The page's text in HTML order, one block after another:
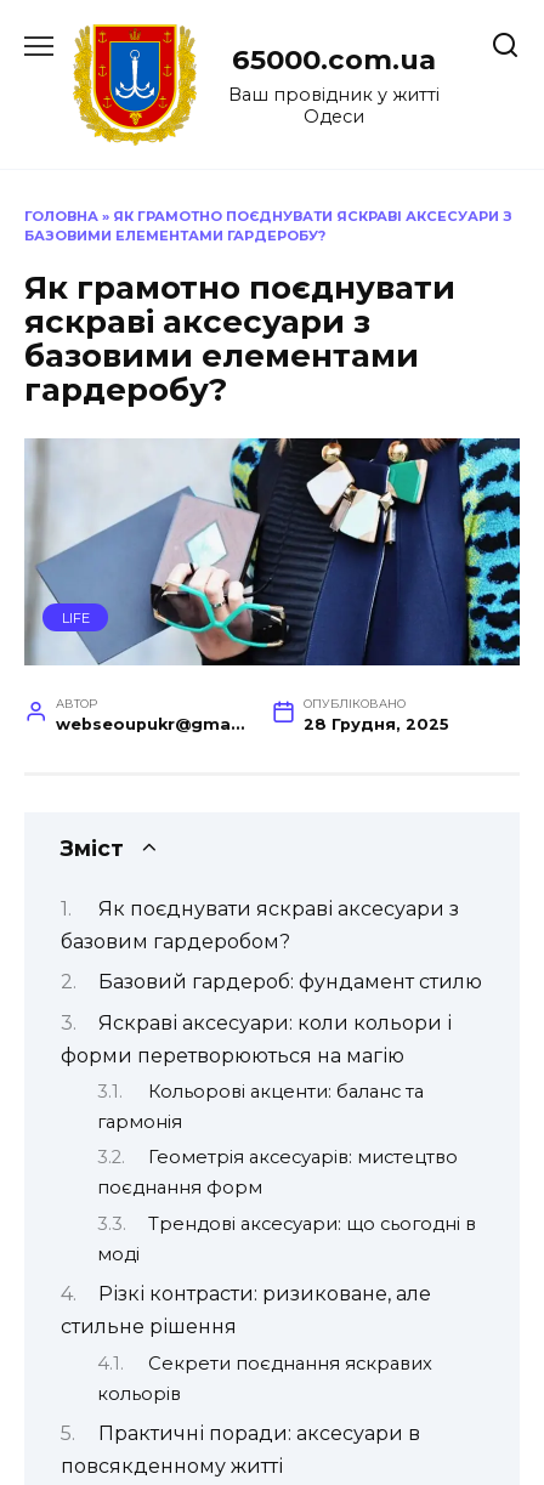
до
65000.com.ua
Ваш провідник у житті
Одеси
ГОЛОВНА » ЯК ГРАМОТНО ПОЄДНУВАТИ ЯСКРАВІ АКСЕСУАРИ З
БАЗОВИМИ ЕЛЕМЕНТАМИ ГАРДЕРОБУ?
Як грамотно поєднувати
яскраві аксесуари з
базовими елементами
гардеробу?
LIFE
АВТОР
webseoupukr@gmail.com
ОПУБЛІКОВАНО
28 Грудня, 2025
Зміст
Як поєднувати яскраві аксесуари з
базовим гардеробом?
Базовий гардероб: фундамент стилю
Яскраві аксесуари: коли кольори і
форми перетворюються на магію
Кольорові акценти: баланс та
гармонія
Геометрія аксесуарів: мистецтво
поєднання форм
Трендові аксесуари: що сьогодні в
моді
Різкі контрасти: ризиковане, але
стильне рішення
Секрети поєднання яскравих
кольорів
Практичні поради: аксесуари в
повсякденному житті